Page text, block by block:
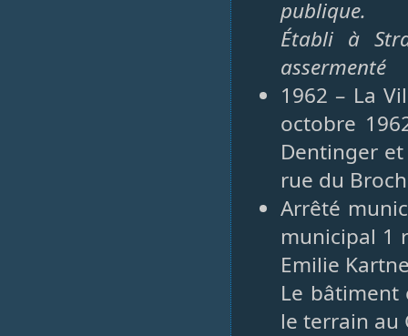
publique.
Établi à
assermenté
1962 – La
octobre
Dentinger
rue du
Arrêté
municipal 1
Emilie
Le bâtiment
le terrain au